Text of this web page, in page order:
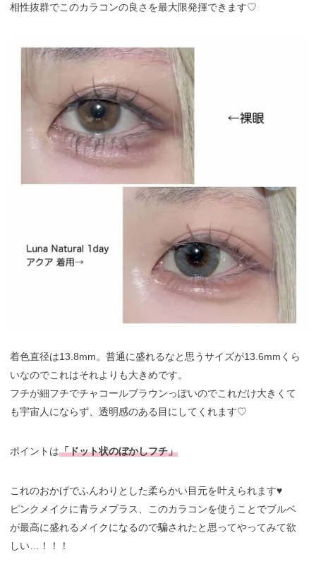
相性抜群でこのカラコンの良さを最大限発揮できます♡
着色直径は13.8mm。普通に盛れるなと思うサイズが13.6mmくら
いなのでこれはそれよりも大きめです。
フチが細フチでチャコールブラウンっぽいのでこれだけ大きくて
も宇宙人にならず、透明感のある目にしてくれます♡
ポイントは「ドット状のぼかしフチ」
これのおかげでふんわりとした柔らかい目元を叶えられます♥
ピンクメイクに青ラメプラス、このカラコンを使うことでブルベ
が最高に盛れるメイクになるので騙されたと思ってやってみて欲
しい…！！！